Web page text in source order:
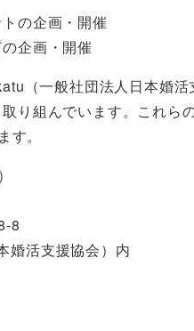
の企画・開催
企画・開催
（一般社団法人日本婚
り組んでいます。これら
。
8
支援協会）内